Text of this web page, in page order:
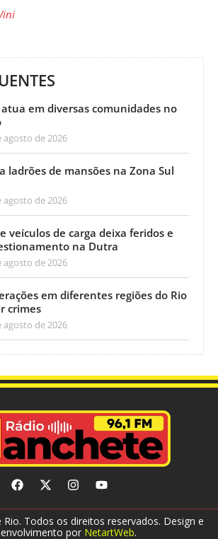
em diversas comunidades no
agosto de 2026
ladrões de mansões na Zona Sul
agosto de 2026
veículos de carga deixa feridos e
na Dutra
agosto de 2026
em diferentes regiões do Rio
crimes
agosto de 2026
Todos os direitos reservados. Design e
por NetartWeb.